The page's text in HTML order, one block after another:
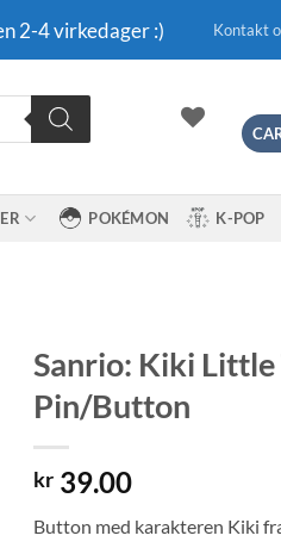
2-4 virkedager :) Kontakt
POKÉMON K-POP
Sanrio: Kiki Little
Pin/Button
kr39.00
Button med karakteren Kiki